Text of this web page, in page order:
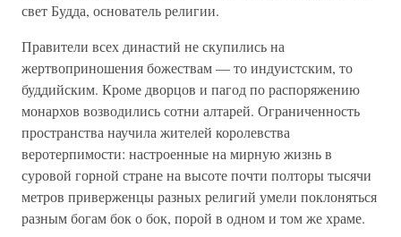
свет Будда, основатель религии.
Правители всех династий не скупились на
жертвоприношения божествам — то индуистским, то
буддийским. Кроме дворцов и пагод по распоряжению
монархов возводились сотни алтарей. Ограниченность
пространства научила жителей королевства
веротерпимости: настроенные на мирную жизнь в
суровой горной стране на высоте почти полторы тысячи
метров приверженцы разных религий умели поклоняться
разным богам бок о бок, порой в одном и том же храме.